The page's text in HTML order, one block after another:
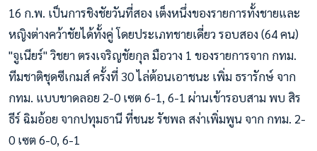
16 ก.พ. เป็นการชิงชัยวันที่สอง เต็งหนึ่งของรายการทั้งชายและ
หญิงต่างคว้าชัยได้ทั้งคู่ โดยประเภทชายเดี่ยว รอบสอง (64 คน)
"จูเนียร์" วิชยา ตรงเจริญชัยกุล มือวาง 1 ของรายการจาก กทม.
ทีมชาติชุดซีเกมส์ ครั้งที่ 30 ไล่ต้อนเอาชนะ เพิ่ม ธรารักษ์ จาก
กทม. แบบขาดลอย 2-0 เซต 6-1, 6-1 ผ่านเข้ารอบสาม พบ สิร
ธีร์ ฉิมอ้อย จากปทุมธานี ที่ชนะ รัชพล สง่าเพิ่มพูน จาก กทม. 2-
0 เซต 6-0, 6-1